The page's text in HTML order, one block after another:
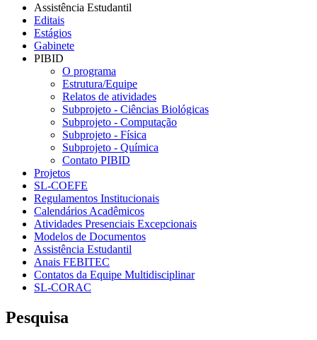
Assistência Estudantil
Editais
Estágios
Gabinete
PIBID
O programa
Estrutura/Equipe
Relatos de atividades
Subprojeto - Ciências Biológicas
Subprojeto - Computação
Subprojeto - Física
Subprojeto - Química
Contato PIBID
Projetos
SL-COEFE
Regulamentos Institucionais
Calendários Acadêmicos
Atividades Presenciais Excepcionais
Modelos de Documentos
Assistência Estudantil
Anais FEBITEC
Contatos da Equipe Multidisciplinar
SL-CORAC
Pesquisa